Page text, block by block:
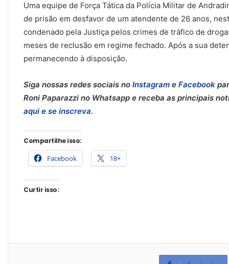
Uma equipe de Força Tática da Polícia Militar de
de prisão em desfavor de um atendente de 26 anos,
condenado pela Justiça pelos crimes de tráfico de
meses de reclusão em regime fechado. Após a sua
permanecendo à disposição.
Siga nossas redes sociais no Instagram e Facebook
Roni Paparazzi no Whatsapp e receba as principais
aqui e se inscreva.
Compartilhe isso:
Facebook 18+
Curtir isso: